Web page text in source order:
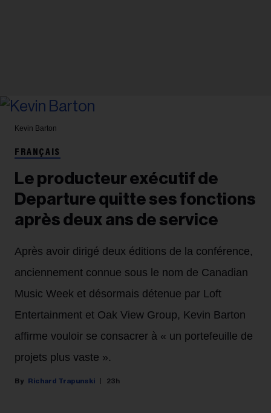
Kevin Barton
FRANÇAIS
Le producteur exécutif de
Departure quitte ses fonctions
après deux ans de service
Après avoir dirigé deux éditions de la conférence,
anciennement connue sous le nom de Canadian
Music Week et désormais détenue par Loft
Entertainment et Oak View Group, Kevin Barton
affirme vouloir se consacrer à « un portefeuille de
projets plus vaste ».
Richard Trapunski 23h